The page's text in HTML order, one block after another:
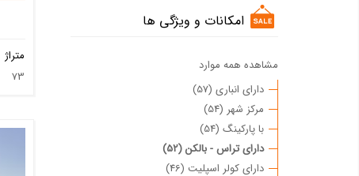
امکانات و ویژگی ها
مشاهده همه موارد
دارای انباری (57)
مرکز شهر (54)
با پارکینگ (54)
دارای تراس - بالکن (52)
دارای کولر اسپلیت (46)
متراژ
73